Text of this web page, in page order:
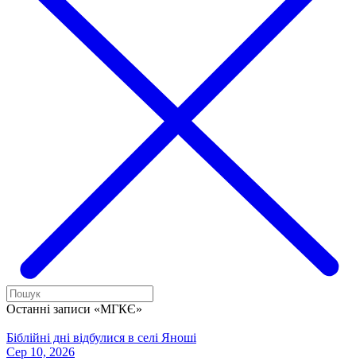
Останні записи «МГКЄ»
Біблійні дні відбулися в селі Яноші
Сер 10, 2026